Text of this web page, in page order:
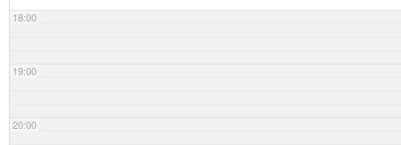
18:00
19:00
20:00